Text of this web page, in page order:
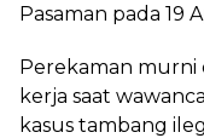
Pasaman pada 19
Perekaman murni
kerja saat
kasus tambang